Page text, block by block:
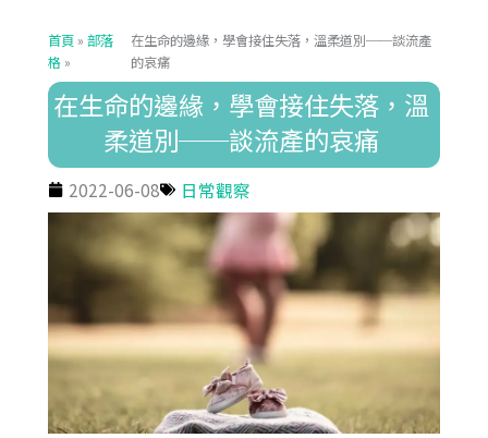
首頁» 部落
格»
在生命的邊緣，學會接住失落，溫柔道別──談流產
的哀痛
在生命的邊緣，學會接住失落，溫
柔道別──談流產的哀痛
2022-06-08 日常觀察